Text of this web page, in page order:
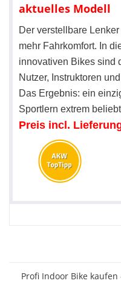
aktuelles Modell
Der verstellbare
mehr Fahrkomfort. In
innovativen Bikes sind
Nutzer, Instruktoren
Das Ergebnis: ein
Sportlern extrem
Preis incl.
Profi Indoor Bike kaufen